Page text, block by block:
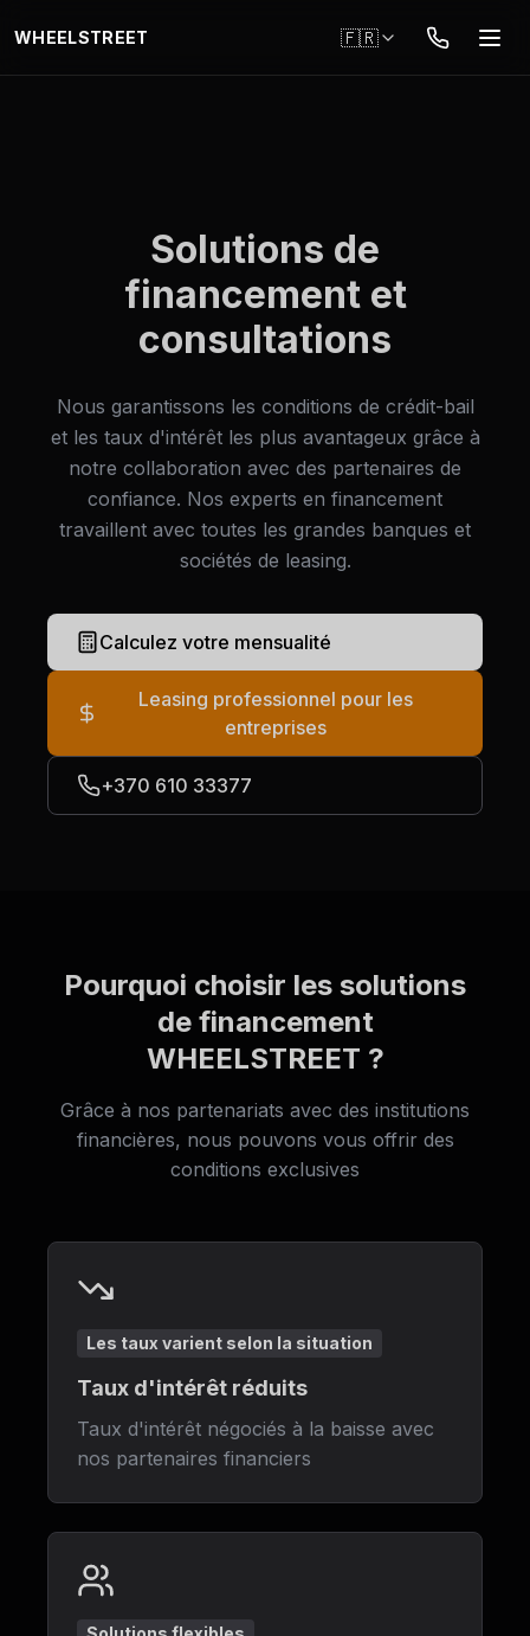
WHEELSTREET 🇫🇷
Solutions de
financement et
consultations
Nous garantissons les conditions de crédit-bail
et les taux d'intérêt les plus avantageux grâce à
notre collaboration avec des partenaires de
confiance. Nos experts en financement
travaillent avec toutes les grandes banques et
sociétés de leasing.
Calculez votre mensualité
Leasing professionnel pour les
entreprises
+370 610 33377
Pourquoi choisir les solutions
de financement
WHEELSTREET ?
Grâce à nos partenariats avec des institutions
financières, nous pouvons vous offrir des
conditions exclusives
Les taux varient selon la situation
Taux d'intérêt réduits
Taux d'intérêt négociés à la baisse avec
nos partenaires financiers